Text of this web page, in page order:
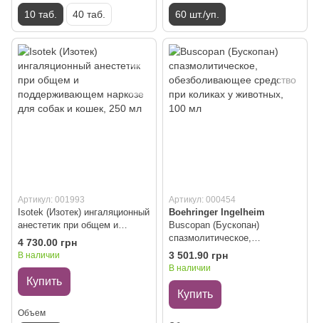
10 таб. 40 таб. 60 шт./уп.
Артикул: 001993
Isotek (Изотек) ингаляционный
анестетик при общем и
поддерживающем наркозе
для собак и кошек, 250 мл
4 730.00 грн
В наличии
Купить
Объем
Артикул: 000454
Boehringer Ingelheim
Buscopan (Бускопан)
спазмолитическое,
обезболивающее средство
при коликах у животных, 100
3 501.90 грн
В наличии
Купить